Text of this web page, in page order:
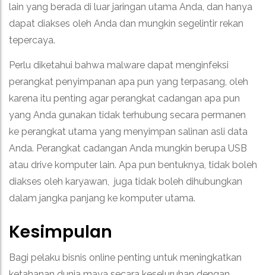
lain yang berada di luar jaringan utama Anda, dan hanya
dapat diakses oleh Anda dan mungkin segelintir rekan
tepercaya.
Perlu diketahui bahwa malware dapat menginfeksi
perangkat penyimpanan apa pun yang terpasang, oleh
karena itu penting agar perangkat cadangan apa pun
yang Anda gunakan tidak terhubung secara permanen
ke perangkat utama yang menyimpan salinan asli data
Anda. Perangkat cadangan Anda mungkin berupa USB
atau drive komputer lain. Apa pun bentuknya, tidak boleh
diakses oleh karyawan, juga tidak boleh dihubungkan
dalam jangka panjang ke komputer utama.
Kesimpulan
Bagi pelaku bisnis online penting untuk meningkatkan